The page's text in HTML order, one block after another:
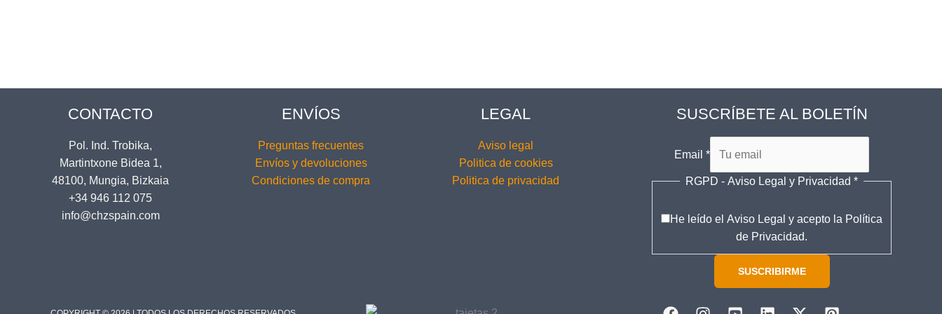
CONTACTO
Pol. Ind. Trobika,
Martintxone Bidea 1,
48100, Mungia, Bizkaia
+34 946 112 075
info@chzspain.com
ENVÍOS
Preguntas frecuentes
Envíos y devoluciones
Condiciones de compra
LEGAL
Aviso legal
Politica de cookies
Politica de privacidad
SUSCRÍBETE AL BOLETÍN
Email *
R
P
D
E
m
a
RGPD - Aviso Legal y Privacidad *
He leído el Aviso Legal y acepto la Política
de Privacidad.
SUSCRIBIRME